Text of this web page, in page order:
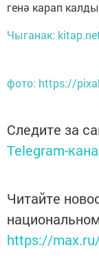
генә карап
Чыганак:
фото: https://
Следите за
Telegram-
Читайте
https://